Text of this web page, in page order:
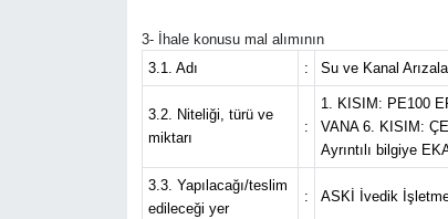
3- İhale konusu mal alımının
3.1. Adı
: Su ve Kanal
3.2. Niteliği, türü ve
miktarı
:
1. KISIM: PE100
VANA 6. KISIM:
Ayrıntılı bilgiye
3.3. Yapılacağı/teslim
edileceği yer
: ASKİ İvedik